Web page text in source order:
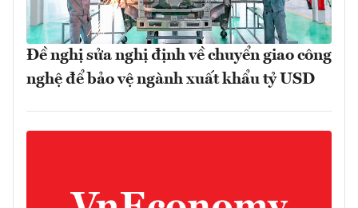
Đề nghị sửa nghị định về chuyển giao công
nghệ để bảo vệ ngành xuất khẩu tỷ USD